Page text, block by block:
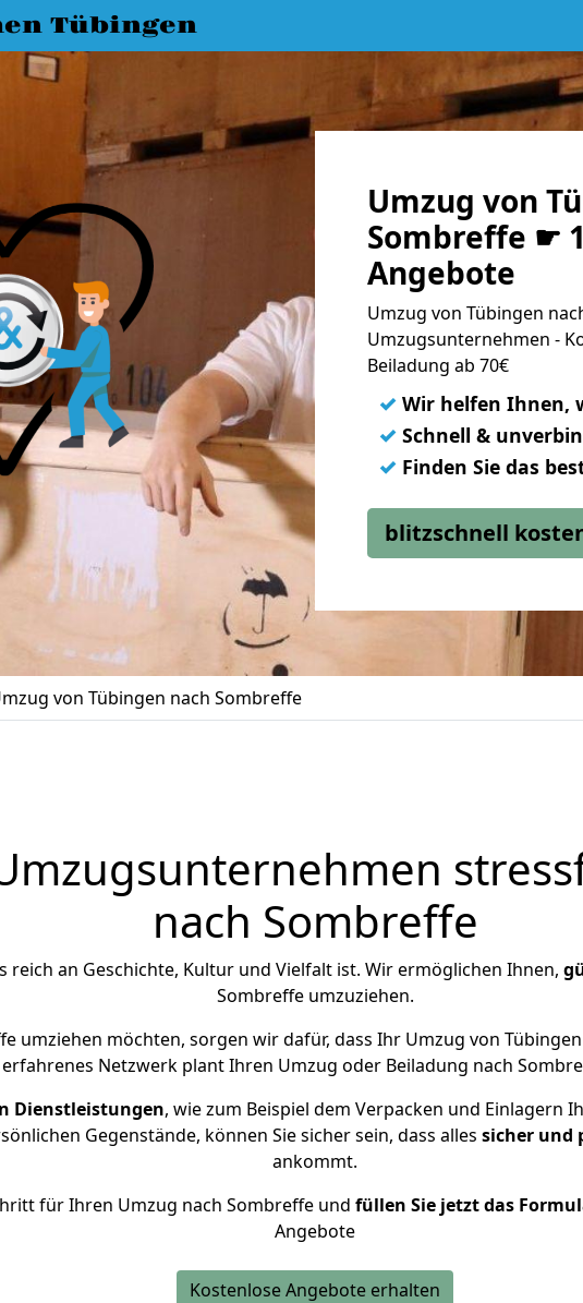
Tübingen
Umzug von
Sombreffe ☛
Angebote
Umzug von Tübingen
Umzugsunternehmen -
Beiladung ab 70€
✓ Wir helfen Ihnen,
✓ Schnell &
✓ Finden Sie das
blitzschnell
von Tübingen nach Sombreffe
nach Sombreffe
reich an Geschichte, Kultur und Vielfalt ist. Wir ermöglichen Ihnen,
Sombreffe umzuziehen.
umziehen möchten, sorgen wir dafür, dass Ihr Umzug von
Netzwerk plant Ihren Umzug oder Beiladung nach
Dienstleistungen, wie zum Beispiel dem Verpacken und Einlagern
Gegenstände, können Sie sicher sein, dass alles sicher und
ankommt.
für Ihren Umzug nach Sombreffe und füllen Sie jetzt das
Angebote
Kostenlose Angebote erhalten